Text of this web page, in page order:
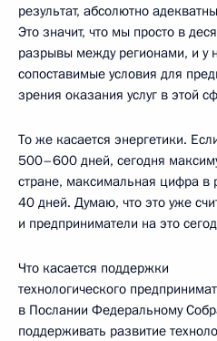
результат, абсолютно
Это значит, что мы просто в
разрывы между регионами, и у
сопоставимые условия для
зрения оказания услуг в этой
То же касается энергетики.
500–600 дней, сегодня
стране, максимальная цифра в
40 дней. Думаю, что это уже
и предприниматели на это
Что касается поддержки
технологического
в Послании Федеральному
поддерживать развитие